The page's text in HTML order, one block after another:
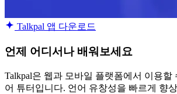
Talkpal 앱 다운로드
언제 어디서나 배워보세요
Talkpal은 웹과 모바일 플랫폼에서 이용할
어 튜터입니다. 언어 유창성을 빠르게 향